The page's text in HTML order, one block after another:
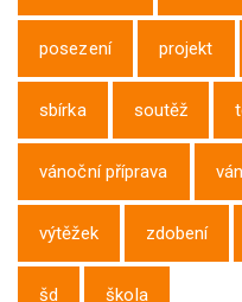
posezení projekt
sbírka soutěž
vánoční příprava
výtěžek zdobení
šd škola